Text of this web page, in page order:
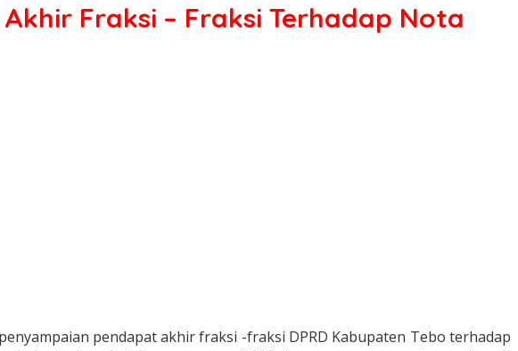
Fraksi – Fraksi Terhadap Nota
pendapat akhir fraksi -fraksi DPRD Kabupaten Tebo terhadap